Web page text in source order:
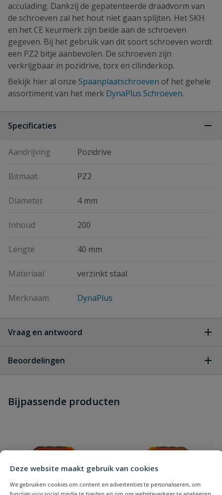
Deze website maakt gebruik van cookies
We gebruiken cookies om content en advertenties te personaliseren, om
acculading. Dankzij de gepatenteerde draadvorm van
de schroeven zal het hout niet gaan splijten. Het SKH
en het CE keurmerk zijn beide aan de schroeven
gegeven. Bij het gebruik van dit soort schroeven wordt
een PZ2 bitje aanbevolen. De schroeven zijn
verkrijgbaar in pozidrive, torx en cilinderkop.
Bekijk hier al onze Spaanplaatschroeven of het gehele
assortiment van het merk DynaPlus Schroeven.
Specificaties
Aandrijving Pozidrive
Bitmaat PZ2
Diameter 4 mm
Inhoud 200
Lengte 40 mm
Materiaal verzinkt staal
Merknaam DynaPlus
Vraag en antwoord
dit product?
Beoordelingen
Schrijf zelf een beoordeling
Bijpassende producten